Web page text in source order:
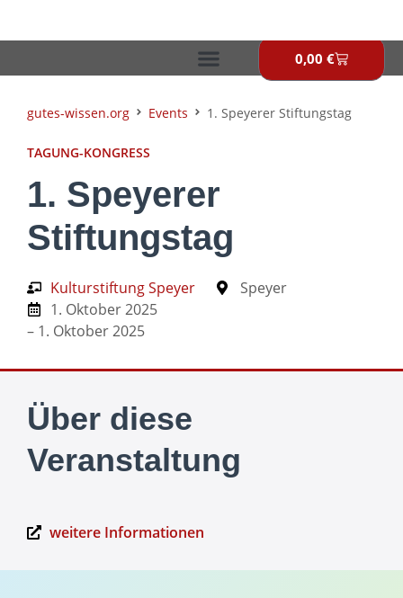
0,00 €
gutes-wissen.org Events 1. Speyerer Stiftungstag
TAGUNG-KONGRESS
1. Speyerer
Stiftungstag
Kulturstiftung Speyer
Speyer
1. Oktober 2025
– 1. Oktober 2025
Über diese
Veranstaltung
weitere Informationen